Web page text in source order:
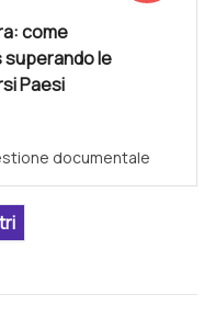
come
superando le
Paesi
documentale